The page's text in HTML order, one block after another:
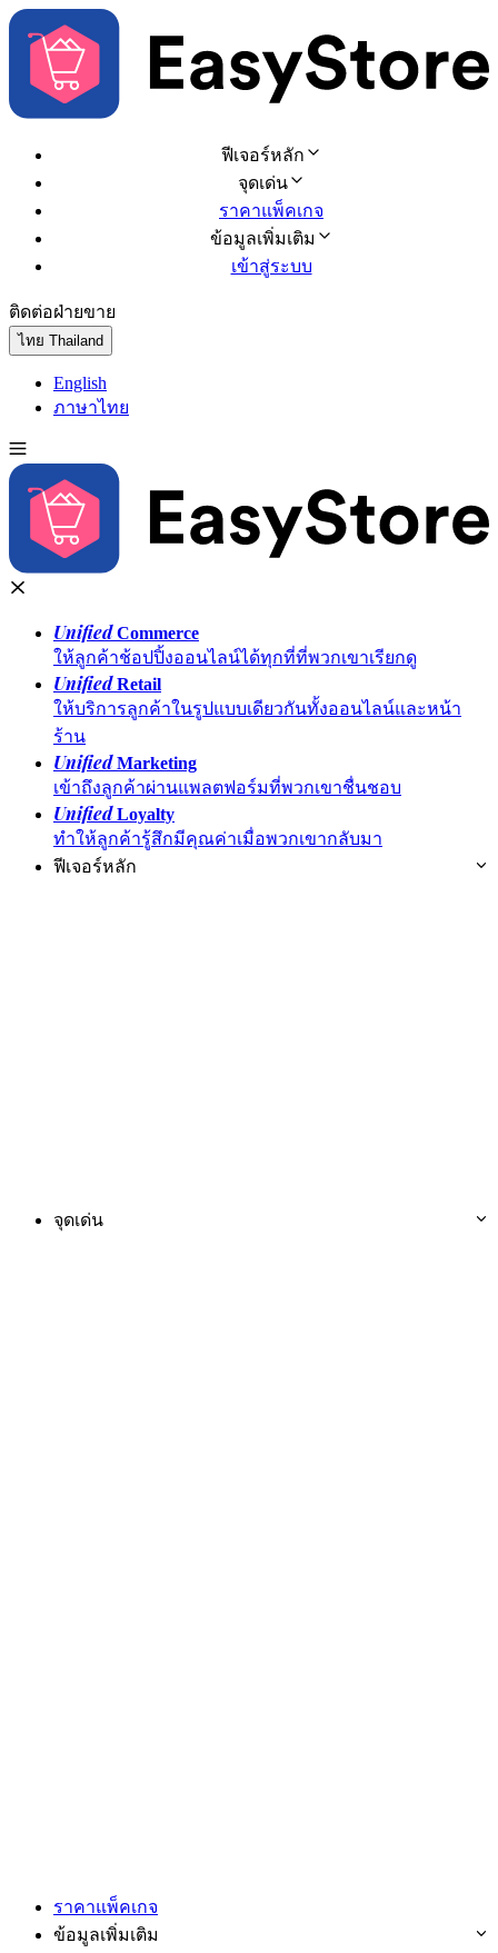
ฟีเจอร์หลัก
จุดเด่น
ราคาแพ็คเกจ
ข้อมูลเพิ่มเติม
เข้าสู่ระบบ
ติดต่อฝ่ายขาย
ไทย Thailand
English
ภาษาไทย
UnifiedCommerce
ให้ลูกค้าช้อปปิ้งออนไลน์ได้ทุกที่ที่พวกเขาเรียกดู
UnifiedRetail
ให้บริการลูกค้าในรูปแบบเดียวกันทั้งออนไลน์และหน้า
ร้าน
UnifiedMarketing
เข้าถึงลูกค้าผ่านแพลตฟอร์มที่พวกเขาชื่นชอบ
UnifiedLoyalty
ทำให้ลูกค้ารู้สึกมีคุณค่าเมื่อพวกเขากลับมา
ฟีเจอร์หลัก
จุดเด่น
ราคาแพ็คเกจ
ข้อมูลเพิ่มเติม